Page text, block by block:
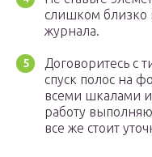
слишком близко
журнала.
Договоритесь с
спуск полос на
всеми шкалами
работу
все же стоит